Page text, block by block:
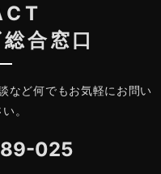
合窓口
など何でもお気軽にお問い
。
025